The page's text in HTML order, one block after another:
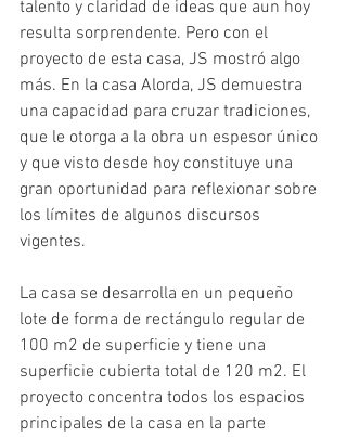
talento y claridad de ideas que aun hoy
resulta sorprendente. Pero con el
proyecto de esta casa, JS mostró algo
más. En la casa Alorda, JS demuestra
una capacidad para cruzar tradiciones,
que le otorga a la obra un espesor único
y que visto desde hoy constituye una
gran oportunidad para reflexionar sobre
los límites de algunos discursos
vigentes.
La casa se desarrolla en un pequeño
lote de forma de rectángulo regular de
100 m2 de superficie y tiene una
superficie cubierta total de 120 m2. El
proyecto concentra todos los espacios
principales de la casa en la parte